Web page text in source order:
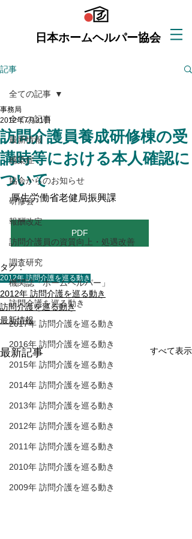
日本ホームヘルパー協会
記事
全ての記事
最新情報
感染症
協会からのお知らせ
研修会
報酬改定
訪問介護員の資質向上・処遇改善
調査研究
機関誌「ホームヘルパー」
訪問介護を巡る動き
2017年 訪問介護を巡る動き
2016年 訪問介護を巡る動き
2015年 訪問介護を巡る動き
2014年 訪問介護を巡る動き
2013年 訪問介護を巡る動き
2012年 訪問介護を巡る動き
2011年 訪問介護を巡る動き
2010年 訪問介護を巡る動き
2009年 訪問介護を巡る動き
全ての記事
訪問介護員養成研修棟の受
講時等における本人確認に
ついて
事務局
2012年7月31日
厚生労働省老健局振興課
PDF
タグ：
2012年 訪問介護を巡る動き
2012年 訪問介護を巡る動き
訪問介護を巡る動き
最新情報
最新記事 すべて表示